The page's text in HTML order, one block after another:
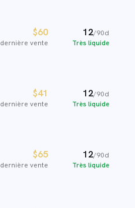
$60
dernière vente
12/90d
Très liquide
$41
dernière vente
12/90d
Très liquide
$65
dernière vente
12/90d
Très liquide